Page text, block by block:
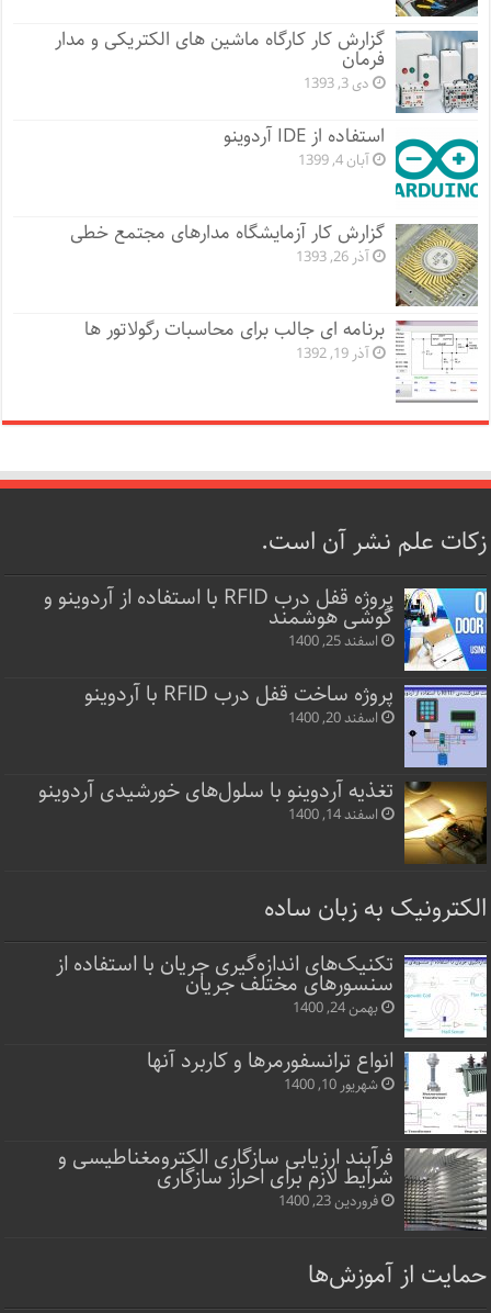
گزارش کار کارگاه ماشین های الکتریکی و مدار
فرمان
دی 3, 1393
استفاده از IDE آردوینو
آبان 4, 1399
گزارش کار آزمایشگاه مدارهای مجتمع خطی
آذر 26, 1393
برنامه ای جالب برای محاسبات رگولاتور ها
آذر 19, 1392
زکات علم نشر آن است.
پروژه قفل‌ درب RFID با استفاده از آردوینو و
گوشی هوشمند
اسفند 25, 1400
پروژه ساخت قفل‌ درب RFID با آردوینو
اسفند 20, 1400
تغذیه آردوینو با سلول‌های خورشیدی آردوینو
اسفند 14, 1400
الکترونیک به زبان ساده
تکنیک‌های اندازه‌گیری جریان با استفاده از
سنسورهای مختلف جریان
بهمن 24, 1400
انواع ترانسفورمرها و کاربرد آنها
شهریور 10, 1400
فرآیند ارزیابی سازگاری الکترومغناطیسی و
شرایط لازم برای احراز سازگاری
فروردین 23, 1400
حمایت از آموزش‌ها